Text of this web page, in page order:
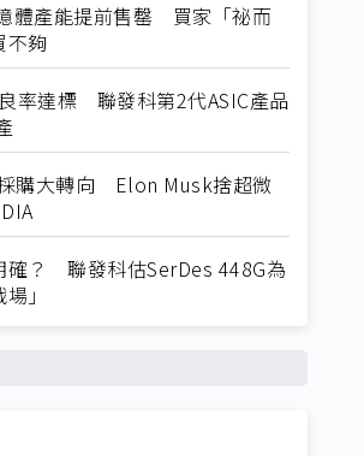
體產能提前售罄 買家「祕而
不夠
率達標 聯發科第2代ASIC產品
購大轉向 Elon Musk捨超微
確？ 聯發科估SerDes 448G為
」